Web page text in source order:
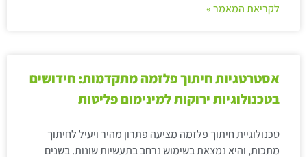
לקריאת המאמר »
אסטרטגיות חיתוך פלזמה מתקדמות: חידושים
בטכנולוגיות ירוקות למינימום פליטות
טכנולוגיית חיתוך פלזמה מציעה פתרון מהיר ויעיל לחיתוך
מתכות, והיא נמצאת בשימוש נרחב בתעשיות שונות. בשנים